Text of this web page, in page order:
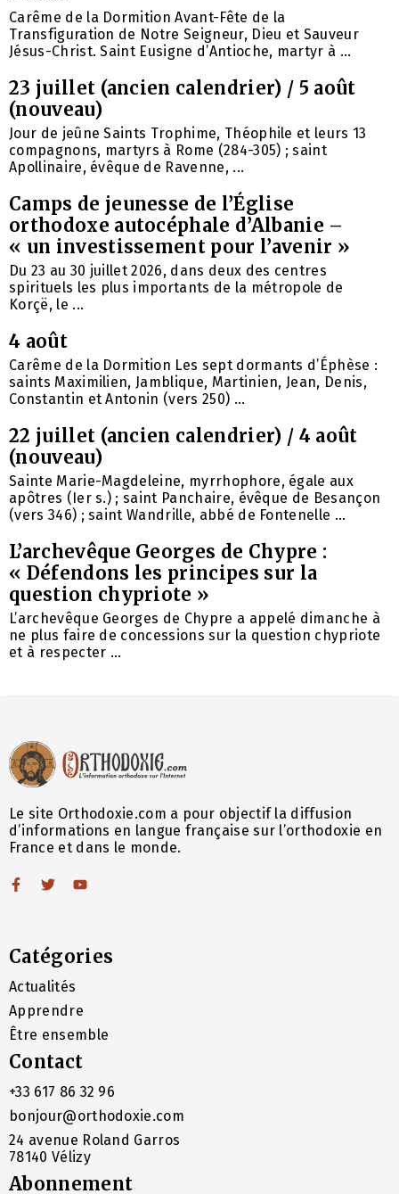
Carême de la Dormition Avant-Fête de la
Transfiguration de Notre Seigneur, Dieu et Sauveur
Jésus-Christ. Saint Eusigne d’Antioche, martyr à ...
23 juillet (ancien calendrier) / 5 août
(nouveau)
Jour de jeûne Saints Trophime, Théophile et leurs 13
compagnons, martyrs à Rome (284-305) ; saint
Apollinaire, évêque de Ravenne, ...
Camps de jeunesse de l’Église
orthodoxe autocéphale d’Albanie –
« un investissement pour l’avenir »
Du 23 au 30 juillet 2026, dans deux des centres
spirituels les plus importants de la métropole de
Korçë, le ...
4 août
Carême de la Dormition Les sept dormants d’Éphèse :
saints Maximilien, Jamblique, Martinien, Jean, Denis,
Constantin et Antonin (vers 250) ...
22 juillet (ancien calendrier) / 4 août
(nouveau)
Sainte Marie-Magdeleine, myrrhophore, égale aux
apôtres (Ier s.) ; saint Panchaire, évêque de Besançon
(vers 346) ; saint Wandrille, abbé de Fontenelle ...
L’archevêque Georges de Chypre :
« Défendons les principes sur la
question chypriote »
L’archevêque Georges de Chypre a appelé dimanche à
ne plus faire de concessions sur la question chypriote
et à respecter ...
Le site Orthodoxie.com a pour objectif la diffusion
d’informations en langue française sur l’orthodoxie en
France et dans le monde.
Catégories
Actualités
Apprendre
Être ensemble
Contact
+33 617 86 32 96
bonjour@orthodoxie.com
24 avenue Roland Garros
78140 Vélizy
Abonnement